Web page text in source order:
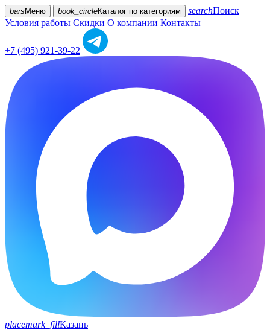
bars Меню book_circleКаталог по категориям searchПоиск
Условия работы Скидки О компании Контакты
+7 (495) 921-39-22
placemark_fillКазань